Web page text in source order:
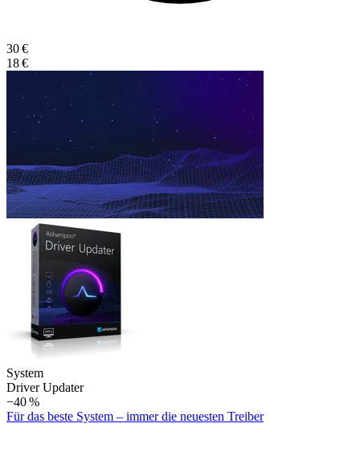
30 €
18 €
System
Driver Updater
−40 %
Für das beste System – immer die neuesten Treiber